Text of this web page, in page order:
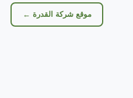
موقع شركة القدرة ←